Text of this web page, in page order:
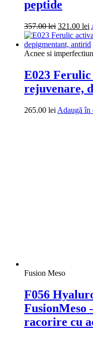
peptide
357.00lei Prețul
inițial
a
fost:
321.00 lei
Acnee si
E023
rejuvenare,
265.00 lei Adaugă în
Fusion Meso
F056
FusionMeso
racorire cu